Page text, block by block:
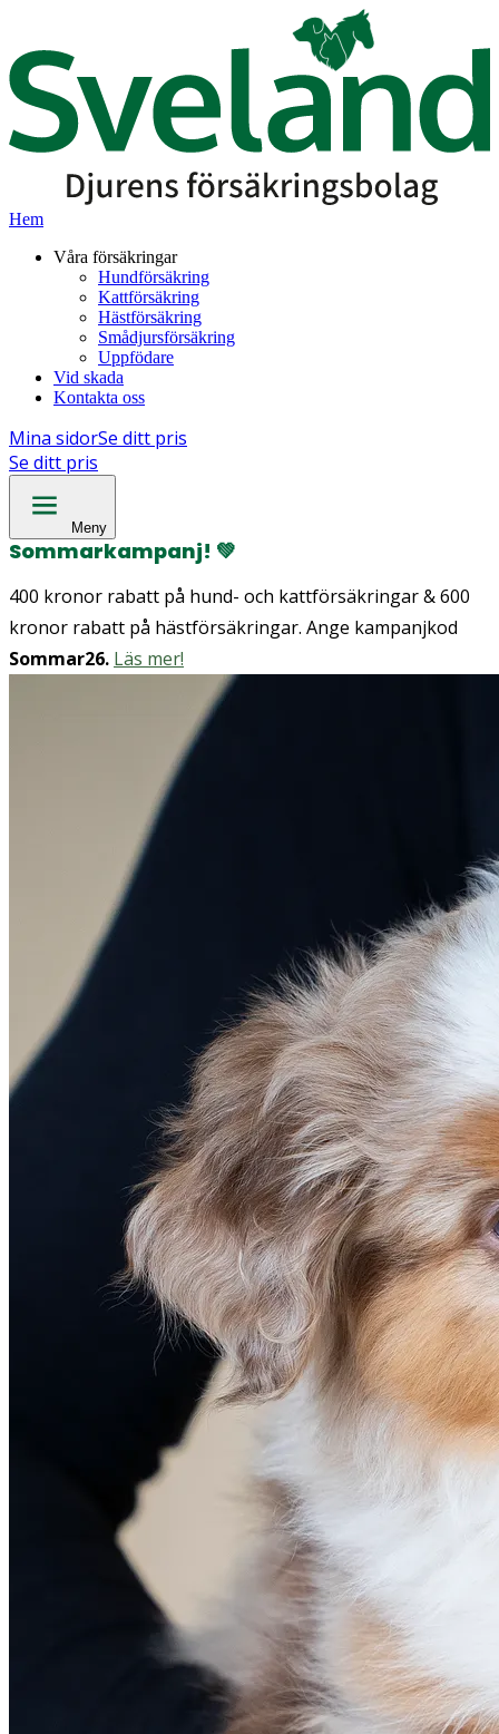
Hem
Våra försäkringar
Hundförsäkring
Kattförsäkring
Hästförsäkring
Smådjursförsäkring
Uppfödare
Vid skada
Kontakta oss
Mina sidorSe ditt pris
Se ditt pris
Meny
Sommarkampanj! 💚
400 kronor rabatt på hund- och kattförsäkringar & 600
kronor rabatt på hästförsäkringar. Ange kampanjkod
Sommar26. Läs mer!